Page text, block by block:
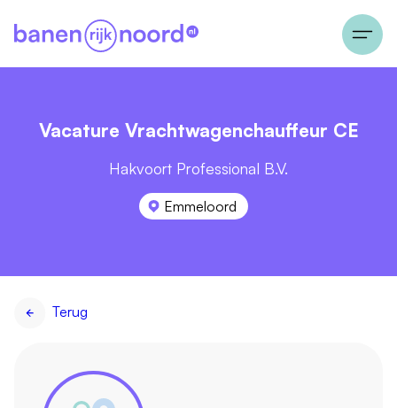
Vacature Vrachtwagenchauffeur CE
Hakvoort Professional B.V.
Emmeloord
Terug